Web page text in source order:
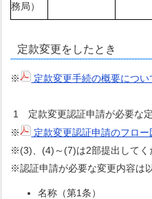
務局）
定款変更をしたとき
※ 定款変更手続の概要につ
1 定款変更認証申請が必要な
※
定款変更認証申請のフロ
※(3)、(4)～(7)は2部提出してく
※認証申請が必要な変更内容は
名称（第1条）